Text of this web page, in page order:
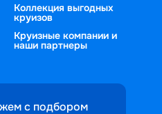
Коллекция выгодных
круизов
Круизные компании и
наши партнеры
с подбором